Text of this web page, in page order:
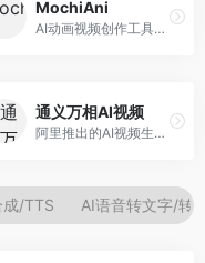
MochiAni
AI动画视频创作工具，专注于动画内容生成。面向动画创作者和二次元内容生产者，支持动画风格视频生成，动画效果流畅，适合动漫内容创作。
通义万相AI视频
阿里推出的AI视频生成服务，整合图像与视频创作能力。面向电商和营销从业者，支持商品视频生成、营销视频制作等服务，商业应用场景丰富。
成/TTS AI语音转文字/转